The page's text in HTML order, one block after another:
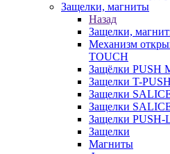
Защелки, магниты
Назад
Защелки,
Механизм
TOUCH
Защёлки PUSH
Защелки T-PUSH
Защелки
Защелки
Защелки
Защелки
Магниты